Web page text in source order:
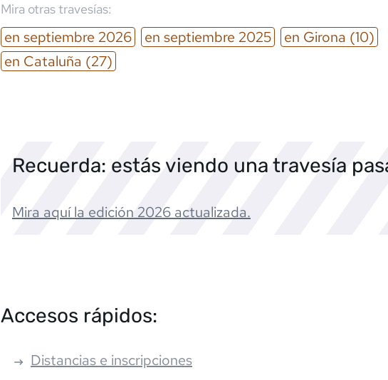
Mira otras travesías:
en septiembre 2026 en septiembre 2025 en Girona (10)
en Cataluña (27)
Recuerda: estás viendo una travesía
Mira aquí la edición 2026 actualizada.
Accesos rápidos:
Distancias e inscripciones